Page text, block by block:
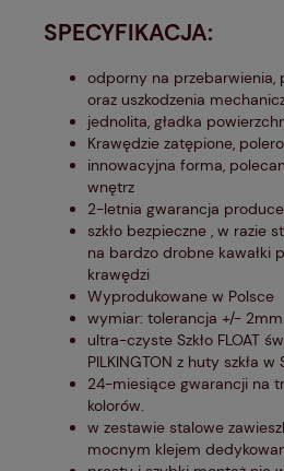
SPECYFIKACJA:
odporny na przebarwienia,
oraz uszkodzenia
jednolita, gładka
Krawędzie zatępione,
innowacyjna forma,
wnętrz
2-letnia gwarancja
szkło bezpieczne , w razie
na bardzo drobne kawałki
krawędzi
Wyprodukowane w Polsce
wymiar: tolerancja +/- 2mm
ultra-czyste Szkło FLOAT
PILKINGTON z huty szkła
24-miesiące gwarancji na
kolorów.
w zestawie stalowe
mocnym klejem